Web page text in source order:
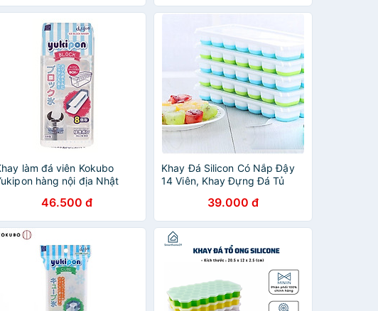
làm đá viên Kokubo
hàng nội địa Nhật
46.500 đ
Khay Đá Silicon Có Nắp Đậy
14 Viên, Khay Đựng Đá Tủ
Quản Chống Mùi Tuyệt Đối-
Hàng Loại 1
39.000 đ